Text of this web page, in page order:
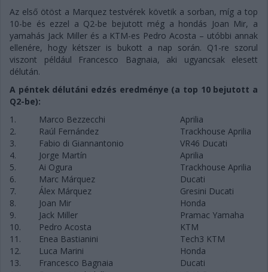
Az első ötöst a Marquez testvérek követik a sorban, míg a top
10-be és ezzel a Q2-be bejutott még a hondás Joan Mir, a
yamahás Jack Miller és a KTM-es Pedro Acosta – utóbbi annak
ellenére, hogy kétszer is bukott a nap során. Q1-re szorul
viszont például Francesco Bagnaia, aki ugyancsak elesett
délután.
A péntek délutáni edzés eredménye (a top 10 bejutott a
Q2-be):
1.
Marco Bezzecchi
Aprilia
2.
Raúl Fernández
Trackhouse Aprilia
3.
Fabio di Giannantonio
VR46 Ducati
4.
Jorge Martín
Aprilia
5.
Ai Ogura
Trackhouse Aprilia
6.
Marc Márquez
Ducati
7.
Álex Márquez
Gresini Ducati
8.
Joan Mir
Honda
9.
Jack Miller
Pramac Yamaha
10.
Pedro Acosta
KTM
11.
Enea Bastianini
Tech3 KTM
12.
Luca Marini
Honda
13.
Francesco Bagnaia
Ducati